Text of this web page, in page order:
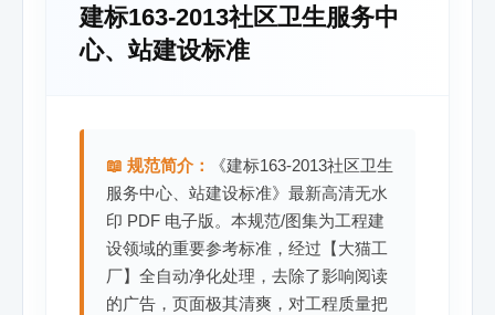
建标163-2013社区卫生服务中
心、站建设标准
📖 规范简介：
《建标163-2013社区卫生
服务中心、站建设标准》最新高清无水
印 PDF 电子版。本规范/图集为工程建
设领域的重要参考标准，经过【大猫工
厂】全自动净化处理，去除了影响阅读
的广告，页面极其清爽，对工程质量把